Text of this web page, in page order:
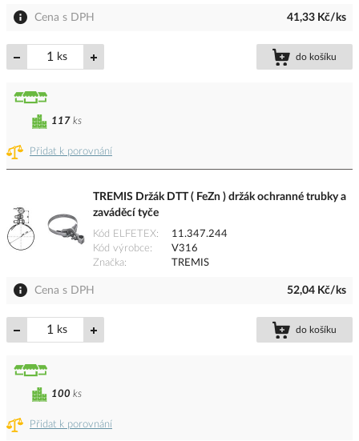
Cena s DPH 41,33 Kč/ks
ks do košíku
Přidat k porovnání
117 ks
TREMIS Držák DTT ( FeZn ) držák ochranné trubky a
zaváděcí tyče
Kód ELFETEX
11.347.244
Kód výrobce
V316
Značka
TREMIS
Cena s DPH 52,04 Kč/ks
ks do košíku
Přidat k porovnání
100 ks